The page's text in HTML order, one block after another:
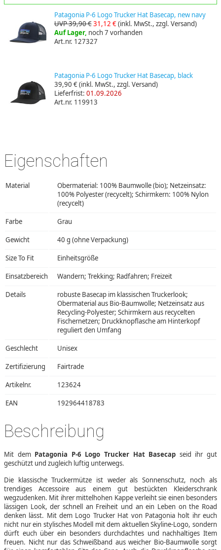
Patagonia P-6 Logo Trucker Hat Basecap, new navy
UVP 39,90 €31,12 €(inkl. MwSt., zzgl. Versand)
Auf Lager, noch 7 vorhanden
Art.nr. 127327
Patagonia P-6 Logo Trucker Hat Basecap, black
39,90 €(inkl. MwSt., zzgl. Versand)
Lieferfrist: 01.09.2026
Art.nr. 119913
Eigenschaften
Material
Obermaterial: 100% Baumwolle (bio); Netzeinsatz:
100% Polyester (recycelt); Schirmkern: 100% Nylon
(recycelt)
Farbe Grau
Gewicht 40 g (ohne Verpackung)
Size To Fit Einheitsgröße
Einsatzbereich Wandern; Trekking; Radfahren; Freizeit
Details
robuste Basecap im klassischen Truckerlook;
Obermaterial aus Bio-Baumwolle; Netzeinsatz aus
Recycling-Polyester; Schirmkern aus recycelten
Fischernetzen; Druckknopflasche am Hinterkopf
reguliert den Umfang
Geschlecht Unisex
Zertifizierung Fairtrade
Artikelnr. 123624
EAN 192964418783
Beschreibung
Mit dem Patagonia P-6 Logo Trucker Hat Basecap seid ihr gut
geschützt und zugleich luftig unterwegs.
Die klassische Truckermütze ist weder als Sonnenschutz, noch als
trendiges Accessoire aus einem gut bestückten Kleiderschrank
wegzudenken. Mit ihrer mittelhohen Kappe verleiht sie einen besonders
lässigen Look, der schnell an Freiheit und an ein Leben on the Road
denken lässt. Mit dem Logo Trucker Hat von Patagonia holt ihr euch
nicht nur ein stylisches Modell mit dem aktuellen Skyline-Logo, sondern
dürft euch über ein besonders durchdachtes und nachhaltiges Item
freuen. Nicht nur das Schweißband aus weicher Bio-Baumwolle sorgt